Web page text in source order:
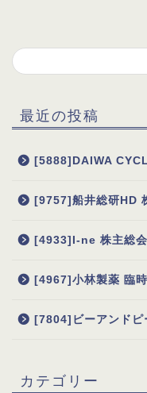
最近の投稿
[5888]DAIWA
[9757]船井総研HD
[4933]I-ne 株主総
[4967]小林製薬 臨
[7804]ビーアンドピ
カテゴリー